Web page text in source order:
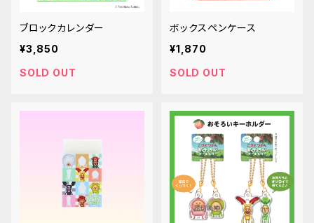
ブロックカレンダー
¥3,850
SOLD OUT
ボックスペンケース
¥1,870
SOLD OUT